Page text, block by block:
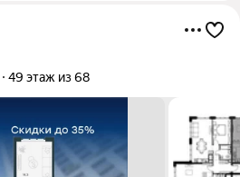
49 этаж из 68